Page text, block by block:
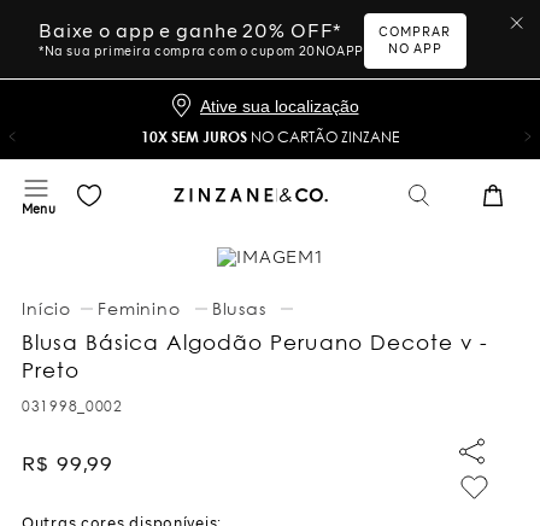
Baixe o app e ganhe 20% OFF*
*Na sua primeira compra com o cupom 20NOAPP
COMPRAR
NO APP
Ative sua localização
10X SEM JUROS NO CARTÃO ZINZANE
Feminino Blusas
Blusa Básica Algodão Peruano Decote v -
Preto
031998_0002
R$ 99,99